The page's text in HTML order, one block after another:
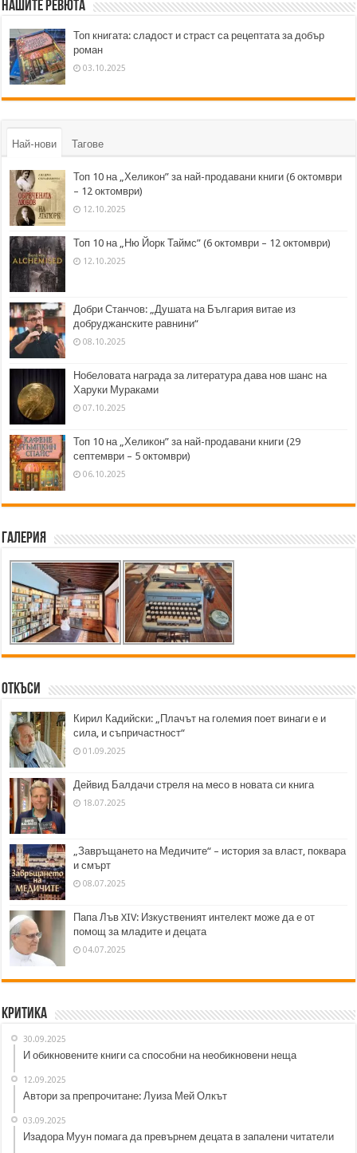
Нашите ревюта
Топ книгата: сладост и страст са рецептата за добър
роман
03.10.2025
Най-нови Тагове
Топ 10 на „Хеликон” за най-продавани книги (6 октомври
– 12 октомври)
12.10.2025
Топ 10 на „Ню Йорк Таймс” (6 октомври – 12 октомври)
12.10.2025
Добри Станчов: „Душата на България витае из
добруджанските равнини“
08.10.2025
Нобеловата награда за литература дава нов шанс на
Харуки Мураками
07.10.2025
Топ 10 на „Хеликон” за най-продавани книги (29
септември – 5 октомври)
06.10.2025
Галерия
Откъси
Кирил Кадийски: „Плачът на големия поет винаги е и
сила, и съпричастност“
01.09.2025
Дейвид Балдачи стреля на месо в новата си книга
18.07.2025
„Завръщането на Медичите“ – история за власт, поквара
и смърт
08.07.2025
Папа Лъв XIV: Изкуственият интелект може да е от
помощ за младите и децата
04.07.2025
Критика
30.09.2025
И обикновените книги са способни на необикновени неща
12.09.2025
Автори за препрочитане: Луиза Мей Олкът
03.09.2025
Изадора Муун помага да превърнем децата в запалени читатели